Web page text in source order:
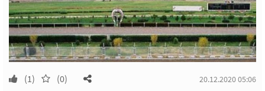
(1) (0) 20.12.2020 05:06